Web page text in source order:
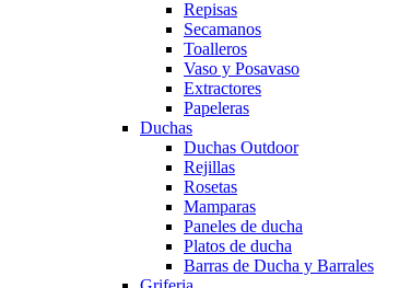
Repisas
Secamanos
Toalleros
Vaso y Posavaso
Extractores
Papeleras
Duchas
Duchas Outdoor
Rejillas
Rosetas
Mamparas
Paneles de ducha
Platos de ducha
Barras de Ducha y Barrales